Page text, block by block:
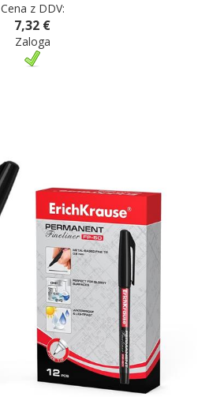
Cena z DDV:
7,32 €
Zaloga